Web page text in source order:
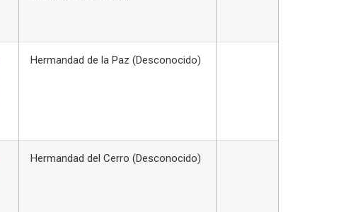
Hermandad de la Paz (Desconocido)
Hermandad del Cerro (Desconocido)